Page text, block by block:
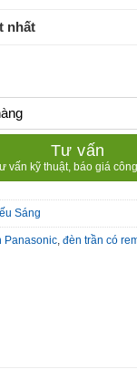
nhất
Tư vấn
vấn kỹ thuật, báo giá
Sáng
Panasonic, đèn trần có